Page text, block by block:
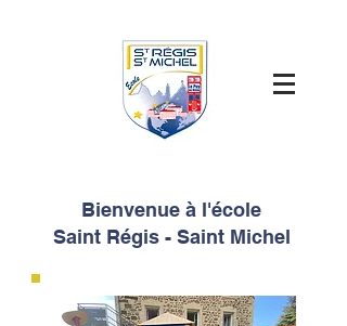
Bienvenue à l'école
Saint Régis - Saint Michel